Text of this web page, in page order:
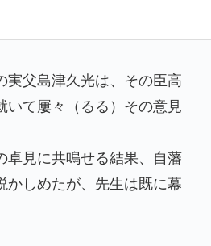
実父島津久光は、その臣高
て屢々（るる）その意見
卓見に共鳴せる結果、自藩
かしめたが、先生は既に幕